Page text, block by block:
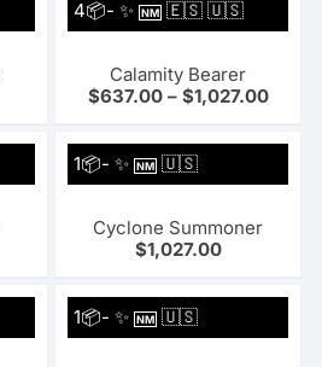
4📦- ✨NM 🇪🇸 🇺🇸
Calamity Bearer
$637.00– $1,027.00
1📦- ✨NM 🇺🇸
Cyclone Summoner
$1,027.00
1📦- ✨NM 🇺🇸